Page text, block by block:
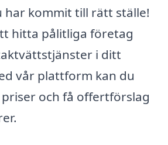
har kommit till rätt ställe!
hitta pålitliga företag
i ditt
vår plattform kan du
och få offertförslag